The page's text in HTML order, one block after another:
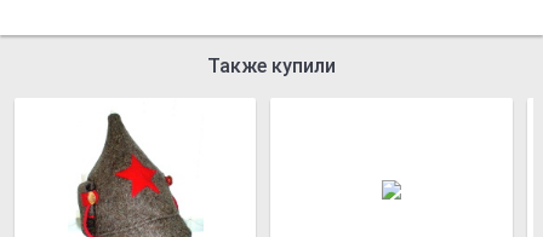
Также купили